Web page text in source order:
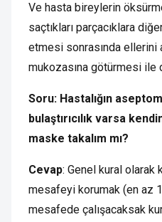
Ve hasta bireylerin
saçtıkları parçacıklara
etmesi sonrasında ellerini
mukozasına götürmesi ile
Soru: Hastalığın
bulaştırıcılık varsa
maske takalım mı?
Cevap: Genel kural olarak
mesafeyi korumak (en az
mesafede çalışacaksak